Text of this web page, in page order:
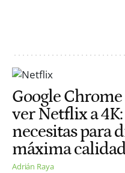
Google
ver Netflix a
necesitas para
máxima
Adrián Raya